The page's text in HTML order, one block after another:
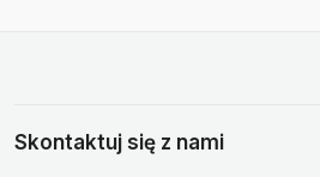
Skontaktuj się z nami